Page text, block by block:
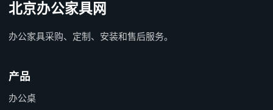
北京办公家具网
办公家具采购、定制、安装和售后服务。
产品
办公桌